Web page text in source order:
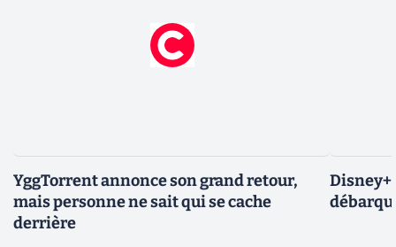
YggTorrent annonce son grand retour,
mais personne ne sait qui se cache
derrière
Disney+